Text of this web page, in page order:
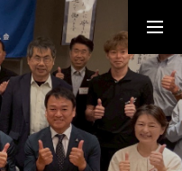
会員メニュー